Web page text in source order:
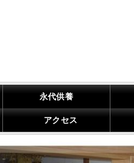
永代供養
アクセス